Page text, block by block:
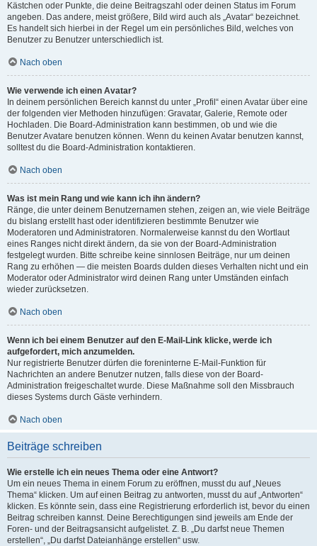
Kästchen oder Punkte, die deine Beitragszahl oder deinen Status im Forum
angeben. Das andere, meist größere, Bild wird auch als „Avatar“ bezeichnet.
Es handelt sich hierbei in der Regel um ein persönliches Bild, welches von
Benutzer zu Benutzer unterschiedlich ist.
Nach oben
Wie verwende ich einen Avatar?
In deinem persönlichen Bereich kannst du unter „Profil“ einen Avatar über eine
der folgenden vier Methoden hinzufügen: Gravatar, Galerie, Remote oder
Hochladen. Die Board-Administration kann bestimmen, ob und wie die
Benutzer Avatare benutzen können. Wenn du keinen Avatar benutzen kannst,
solltest du die Board-Administration kontaktieren.
Nach oben
Was ist mein Rang und wie kann ich ihn ändern?
Ränge, die unter deinem Benutzernamen stehen, zeigen an, wie viele Beiträge
du bislang erstellt hast oder identifizieren bestimmte Benutzer wie
Moderatoren und Administratoren. Normalerweise kannst du den Wortlaut
eines Ranges nicht direkt ändern, da sie von der Board-Administration
festgelegt wurden. Bitte schreibe keine sinnlosen Beiträge, nur um deinen
Rang zu erhöhen — die meisten Boards dulden dieses Verhalten nicht und ein
Moderator oder Administrator wird deinen Rang unter Umständen einfach
wieder zurücksetzen.
Nach oben
Wenn ich bei einem Benutzer auf den E-Mail-Link klicke, werde ich
aufgefordert, mich anzumelden.
Nur registrierte Benutzer dürfen die foreninterne E-Mail-Funktion für
Nachrichten an andere Benutzer nutzen, falls diese von der Board-
Administration freigeschaltet wurde. Diese Maßnahme soll den Missbrauch
dieses Systems durch Gäste verhindern.
Nach oben
Beiträge schreiben
Wie erstelle ich ein neues Thema oder eine Antwort?
Um ein neues Thema in einem Forum zu eröffnen, musst du auf „Neues
Thema“ klicken. Um auf einen Beitrag zu antworten, musst du auf „Antworten“
klicken. Es könnte sein, dass eine Registrierung erforderlich ist, bevor du einen
Beitrag schreiben kannst. Deine Berechtigungen sind jeweils am Ende der
Foren- und der Beitragsansicht aufgelistet. Z. B. „Du darfst neue Themen
erstellen“, „Du darfst Dateianhänge erstellen“ usw.